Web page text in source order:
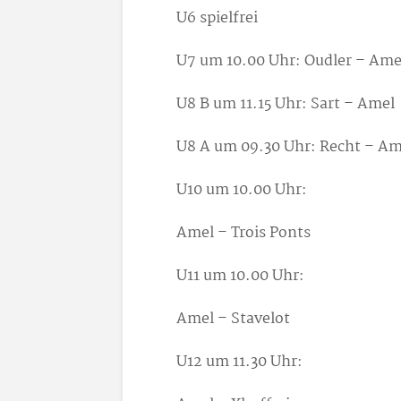
U6 spielfrei
U7 um 10.00 Uhr: Oudler –
U8 B um 11.15 Uhr: Sart – Amel
U8 A um 09.30 Uhr: Recht –
U10 um 10.00 Uhr:
Amel – Trois Ponts
U11 um 10.00 Uhr:
Amel – Stavelot
U12 um 11.30 Uhr: